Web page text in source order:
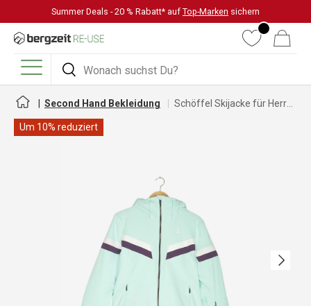
DIREKT ZUM INHALT
Summer Deals - 20 % Rabatt* auf Top-Marken sichern
Suchen
Suchen
WunschlisteWarenkorb
Menü
Second Hand Bekleidung
Um 10% reduziert
Nächste